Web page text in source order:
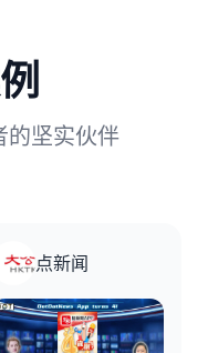
的坚实伙伴
点新闻